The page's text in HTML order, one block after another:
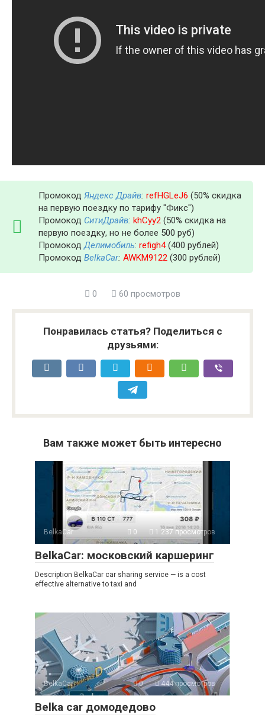
Промокод Яндекс Драйв: refHGLeJ6 (50% скидка
на первую поездку по тарифу "Фикс")
Промокод СитиДрайв: khCyy2 (50% скидка на
первую поездку, но не более 500 руб)
ПромокодДелимобиль: refigh4(400 рублей)
Промокод BelkaCar: AWKM9122 (300 рублей)
0 60 просмотров
Понравилась статья? Поделиться с
друзьями:
Вам также может быть интересно
BelkaCar 0 1 237 просмотров
BelkaCar: московский каршеринг
Description BelkaCar car sharing service — is a cost
effective alternative to taxi and
BelkaCar 0 444 просмотров
Belka car домодедово